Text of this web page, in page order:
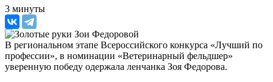
3 минуты
В региональном этапе Всероссийского конкурса «Лучший по
профессии», в номинации «Ветеринарный фельдшер»
уверенную победу одержала ленчанка Зоя Федорова.